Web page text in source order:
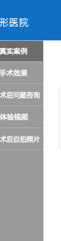
MINJI
的真实故事